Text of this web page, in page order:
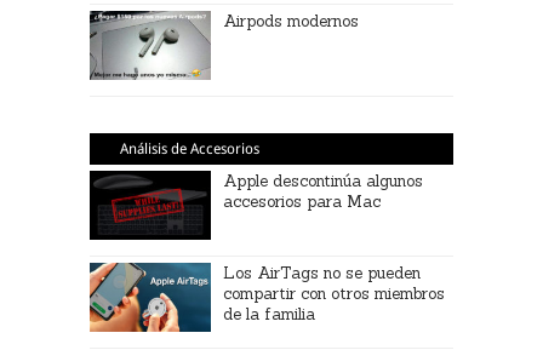
Airpods modernos
Análisis de Accesorios
Apple descontinúa algunos
accesorios para Mac
Los AirTags no se pueden
compartir con otros miembros
de la familia